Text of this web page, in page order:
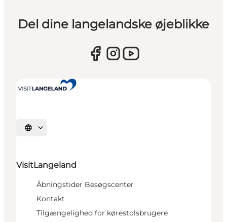
Del dine langelandske øjeblikke
Vælg sprog
VisitLangeland
Åbningstider Besøgscenter
Kontakt
Tilgængelighed for kørestolsbrugere